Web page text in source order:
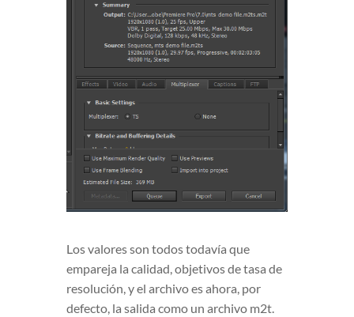
Los valores son todos todavía que
empareja la calidad, objetivos de tasa de
resolución, y el archivo es ahora, por
defecto, la salida como un archivo m2t.